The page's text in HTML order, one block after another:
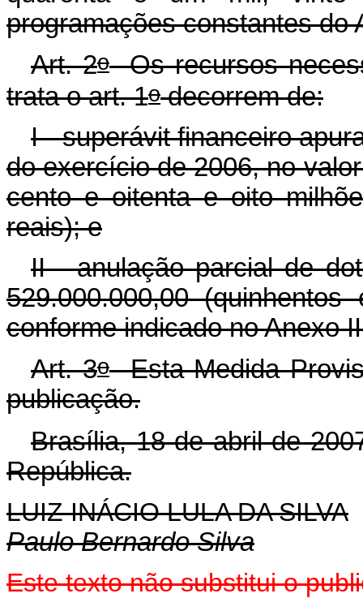
programações constantes do
Art. 2oOs recursos
trata o art. 1odecorrem de:
I - superávit financeiro
do exercício de 2006, no
cento e oitenta e oito
reais); e
II - anulação parcial de
529.000.000,00
conforme indicado no Anexo
Art. 3oEsta Medida
publicação.
Brasília, 18 de abril de
República.
LUIZ INÁCIO LULA DA SILVA
Paulo Bernardo Silva
Este texto não substitui o